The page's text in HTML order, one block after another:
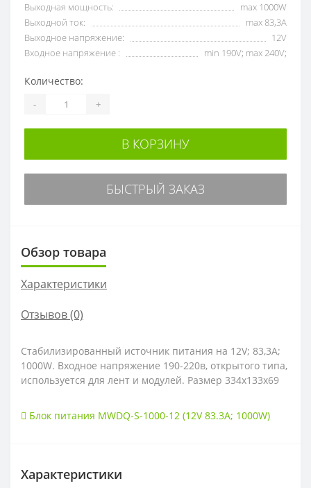
Выходная мощность:
max 1000W
Выходной ток:
max 83,3А
Выходное напряжение:
12V
Входное напряжение :
min 190V; max 240V;
Количество:
- +
В КОРЗИНУ
БЫСТРЫЙ ЗАКАЗ
Обзор товара
Характеристики
Отзывов (0)
Стабилизированный источник питания на 12V; 83,3A;
1000W. Входное напряжение 190-220в, открытого типа,
используется для лент и модулей. Размер 334х133х69
Блок питания MWDQ-S-1000-12 (12V 83.3A; 1000W)
Характеристики